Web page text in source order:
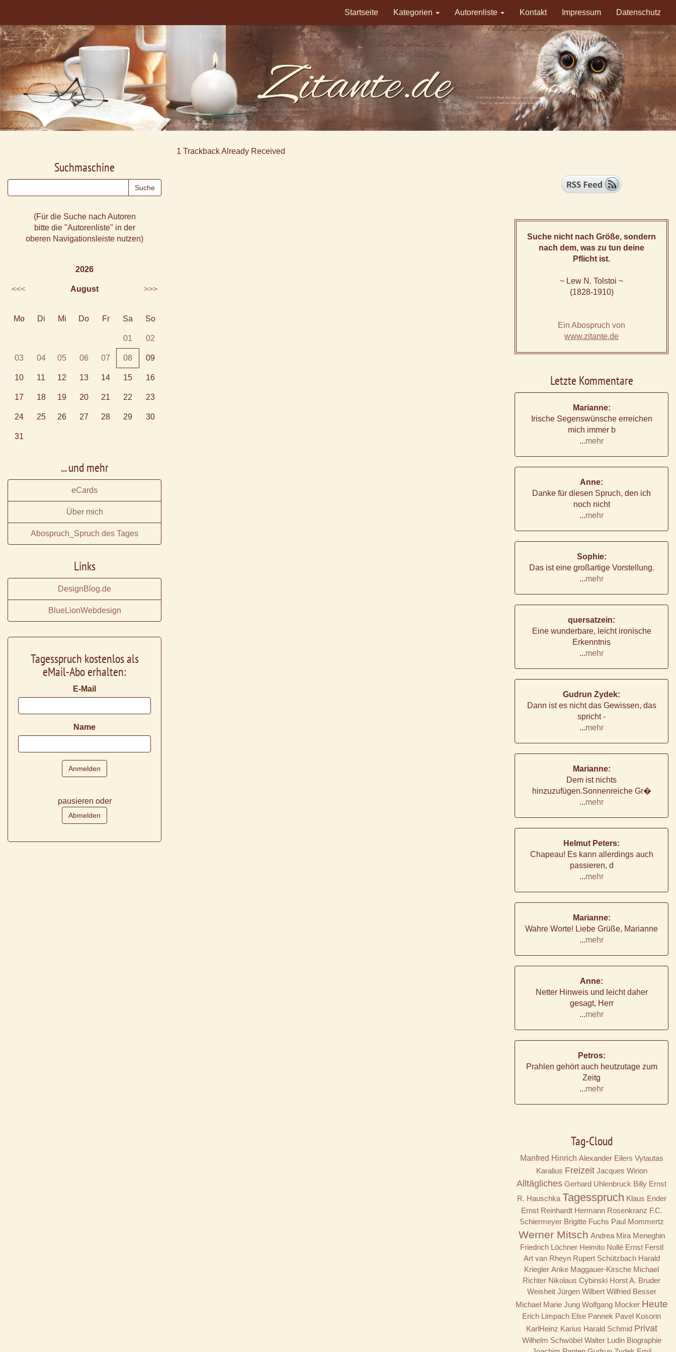
Startseite Kategorien Autorenliste Kontakt Impressum Datenschutz
1 Trackback Already Received
Suchmaschine
(Für die Suche nach Autoren
bitte die "Autorenliste" in der
oberen Navigationsleiste nutzen)
2026
<<< August >>>
Mo Di Mi Do Fr Sa So
01 02
03 04 05 06 07 08 09
10 11 12 13 14 15 16
17 18 19 20 21 22 23
24 25 26 27 28 29 30
31
... und mehr
eCards
Über mich
Abospruch_Spruch des Tages
Links
DesignBlog.de
BlueLionWebdesign
Tagesspruch kostenlos als
eMail-Abo erhalten:
E-Mail
Name
pausieren oder
Suche nicht nach Größe, sondern
nach dem, was zu tun deine
Pflicht ist.
~ Lew N. Tolstoi ~
(1828-1910)
Ein Abospruch von
www.zitante.de
Letzte Kommentare
Marianne:
Irische Segenswünsche erreichen
mich immer b
...mehr
Anne:
Danke für diesen Spruch, den ich
noch nicht
...mehr
Sophie:
Das ist eine großartige Vorstellung.
...mehr
quersatzein:
Eine wunderbare, leicht ironische
Erkenntnis
...mehr
Gudrun Zydek:
Dann ist es nicht das Gewissen, das
spricht -
...mehr
Marianne:
Dem ist nichts
hinzuzufügen.Sonnenreiche Gr�
...mehr
Helmut Peters:
Chapeau! Es kann allerdings auch
passieren, d
...mehr
Marianne:
Wahre Worte! Liebe Grüße, Marianne
...mehr
Anne:
Netter Hinweis und leicht daher
gesagt, Herr
...mehr
Petros:
Prahlen gehört auch heutzutage zum
Zeitg
...mehr
Tag-Cloud
Manfred Hinrich Alexander Eilers Vytautas
Karalius Freizeit Jacques Wirion
Alltägliches Gerhard Uhlenbruck Billy Ernst
R. Hauschka Tagesspruch Klaus Ender
Ernst Reinhardt Hermann Rosenkranz F.C.
Schiermeyer Brigitte Fuchs Paul Mommertz
Werner Mitsch Andrea Mira Meneghin
Friedrich Löchner Heimito Nollé Ernst Ferstl
Art van Rheyn Rupert Schützbach Harald
Kriegler Anke Maggauer-Kirsche Michael
Richter Nikolaus Cybinski Horst A. Bruder
Weisheit Jürgen Wilbert Wilfried Besser
Michael Marie Jung Wolfgang Mocker Heute
Erich Limpach Else Pannek Pavel Kosorin
KarlHeinz Karius Harald Schmid Privat
Wilhelm Schwöbel Walter Ludin Biographie